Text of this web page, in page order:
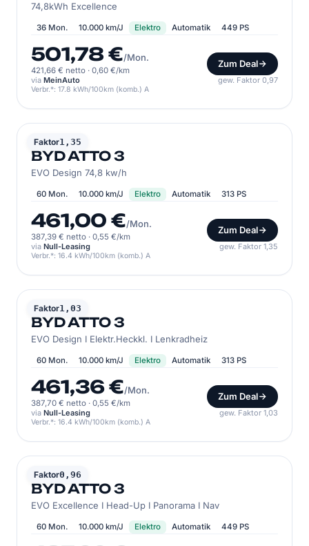
74,8kWh Excellence
36 Mon. 10.000 km/J Elektro Automatik 449 PS
501,78 €/Mon.
421,66 € netto · 0,60 €/km
Zum Deal
via MeinAuto gew. Faktor 0,97
Verbr.*: 17.8 kWh/100km (komb.) A
Faktor1,35
BYD
BYD ATTO 3
EVO Design 74,8 kw/h
60 Mon. 10.000 km/J Elektro Automatik 313 PS
461,00 €/Mon.
387,39 € netto · 0,55 €/km
Zum Deal
via Null-Leasing gew. Faktor 1,35
Verbr.*: 16.4 kWh/100km (komb.) A
Faktor1,03
BYD
BYD ATTO 3
EVO Design I Elektr.Heckkl. I Lenkradheiz
60 Mon. 10.000 km/J Elektro Automatik 313 PS
461,36 €/Mon.
387,70 € netto · 0,55 €/km
Zum Deal
via Null-Leasing gew. Faktor 1,03
Verbr.*: 16.4 kWh/100km (komb.) A
Faktor0,96
BYD
BYD ATTO 3
EVO Excellence I Head-Up I Panorama I Nav
60 Mon. 10.000 km/J Elektro Automatik 449 PS